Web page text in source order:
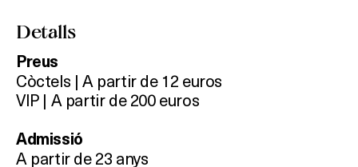
Detalls
Preus
Còctels | A partir de 12 euros
VIP | A partir de 200 euros
Admissió
A partir de 23 anys